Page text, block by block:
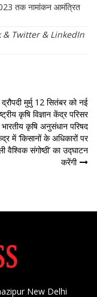
तक नामांकन आमंत्रित
& Twitter& LinkedIn
द्रौपदी मुर्मु 12 सितंबर को नई
कृषि विज्ञान केंद्र परिसर
कृषि अनुसंधान परिषद
में ‘किसानों के अधिकारों पर
वैश्विक संगोष्ठी’ का उद्घाटन
करेंगी
New Delhi